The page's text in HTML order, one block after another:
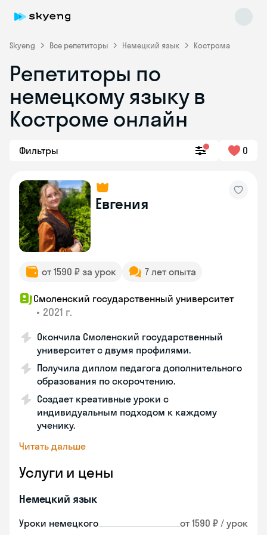
Skyeng Все репетиторы Немецкий язык Кострома
Репетиторы по
немецкому языку в
Костроме онлайн
Фильтры 0
Евгения
от 1590 ₽ за урок 7 лет опыта
Смоленский государственный университет
• 2021 г.
Окончила Смоленский государственный
университет с двумя профилями.
Получила диплом педагога дополнительного
образования по скорочтению.
Создает креативные уроки с
индивидуальным подходом к каждому
ученику.
Читать дальше
Услуги и цены
Немецкий язык
Уроки немецкого от 1590 ₽ / урок
Skyeng Chat